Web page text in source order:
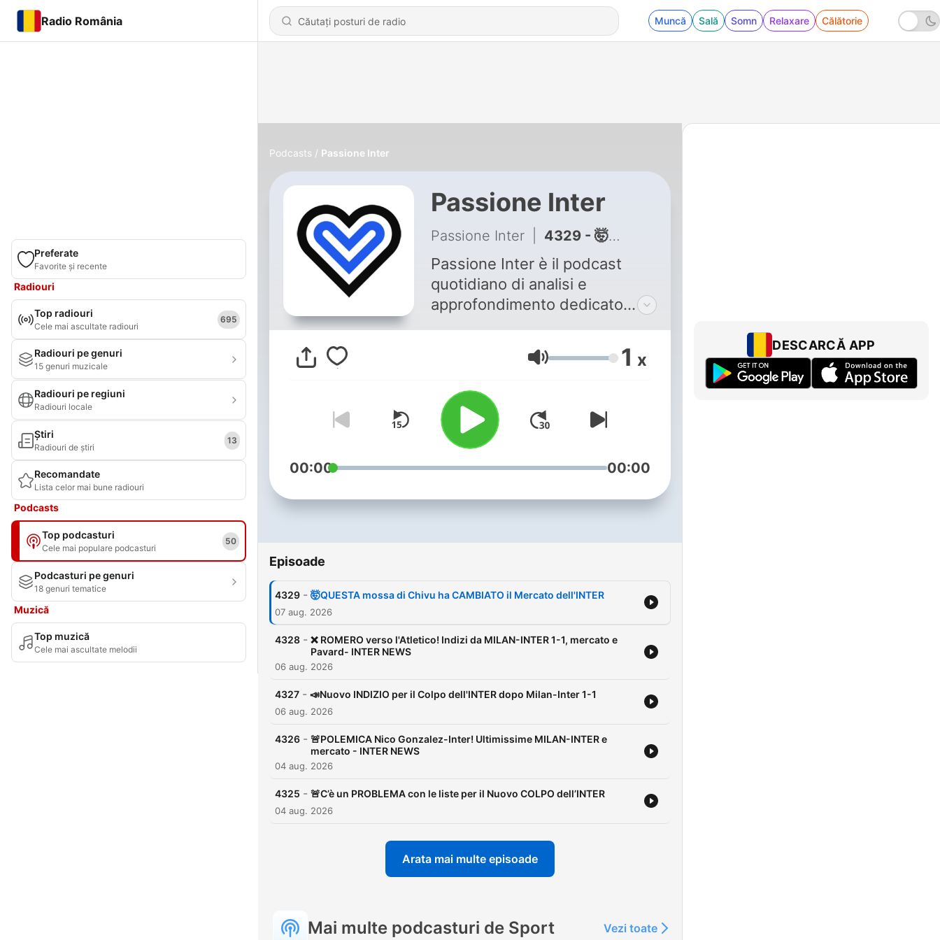
Radio România Muncă Sală Somn Relaxare Călătorie
Preferate
Favorite și recente
Radiouri
Top radiouri
Cele mai ascultate radiouri
695
Radiouri pe genuri
15 genuri muzicale
Radiouri pe regiuni
Radiouri locale
Știri
Radiouri de știri
13
Recomandate
Lista celor mai bune radiouri
Podcasts
Top podcasturi
Cele mai populare podcasturi
50
Podcasturi pe genuri
18 genuri tematice
Muzică
Top muzică
Cele mai ascultate melodii
Podcasts Passione Inter
Passione Inter
Passione Inter 4329 - 🤯QUESTA mossa di Chivu ha CAMBIATO il Mercato dell'INTER
Passione Inter è il podcast
quotidiano di analisi e
approfondimento dedicato
cura di Passioneinter.com
Volum 1 x
00:00 00:00
Episoade
4329 - 🤯QUESTA mossa di Chivu ha CAMBIATO il Mercato dell'INTER
07 aug. 2026
4328 - ❌ ROMERO verso l'Atletico! Indizi da MILAN-INTER 1-1, mercato e
Pavard- INTER NEWS
06 aug. 2026
4327 - 📣Nuovo INDIZIO per il Colpo dell'INTER dopo Milan-Inter 1-1
06 aug. 2026
4326 - 🚨POLEMICA Nico Gonzalez-Inter! Ultimissime MILAN-INTER e
mercato - INTER NEWS
04 aug. 2026
4325 - 🚨C’è un PROBLEMA con le liste per il Nuovo COLPO dell’INTER
04 aug. 2026
Arata mai multe episoade
Mai multe podcasturi de Sport Vezi toate
DESCARCĂ APP